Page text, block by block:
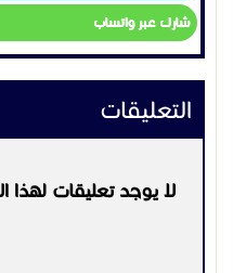
شارك عبر واتساب
التعليقات
لا يوجد تعليقات لهذا